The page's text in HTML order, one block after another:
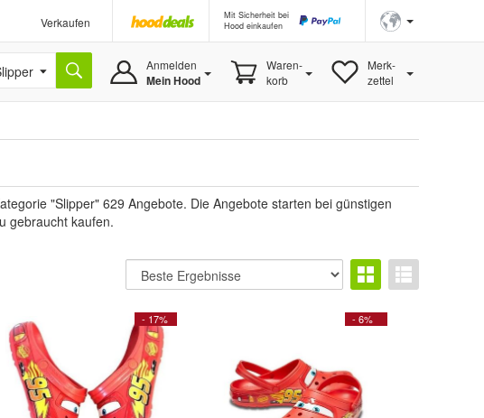
Verkaufen
Mit Sicherheit bei
Hood einkaufen
Anmelden
Mein Hood
Waren-
korb
Merk-
zettel
"Slipper" 629 Angebote. Die Angebote starten bei günstigen
gebraucht kaufen.
- 17% - 6%